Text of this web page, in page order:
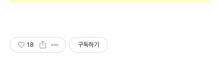
18 구독하기